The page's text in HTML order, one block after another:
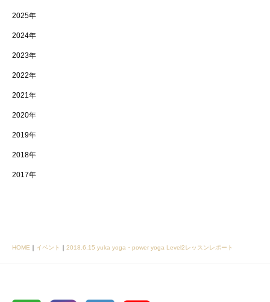
2025年
2024年
2023年
2022年
2021年
2020年
2019年
2018年
2017年
HOME ｜ イベント ｜ 2018.6.15 yuka yoga・power yoga Level2レッスンレポート